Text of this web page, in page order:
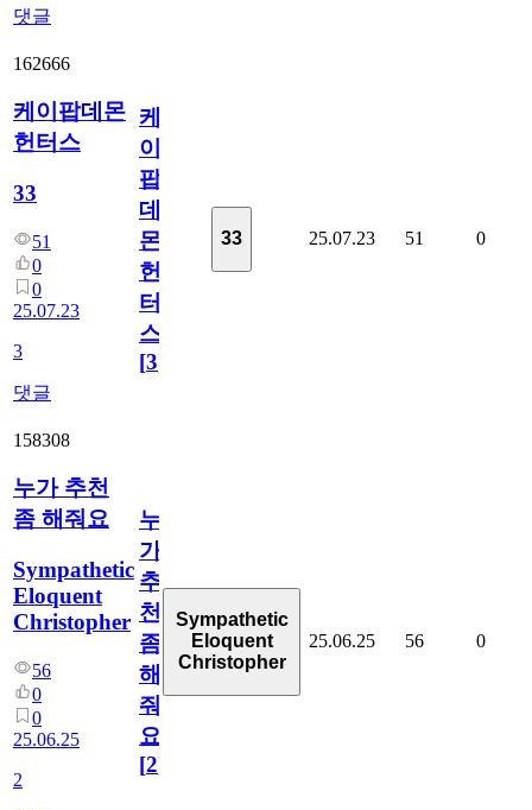
댓글
162666
케이팝데몬
헌터스
33
51
0
0
25.07.23
3
댓글
케
이
팝
데
몬
헌
터
스
[3]
33 25.07.23 51 0
158308
누가 추천
좀 해줘요
Sympathetic
Eloquent
Christopher
56
0
0
25.06.25
2
누
가
추
천
좀
해
줘
요
[2]
Sympathetic
Eloquent
Christopher
25.06.25 56 0